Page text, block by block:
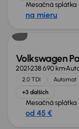
Mesačná splátka
na mieru
Volkswagen
2021238 690 km
2.0 TDI Automat
+3 ďalších
Mesačná splátka
od 45 €
Zlacnené o 900 €